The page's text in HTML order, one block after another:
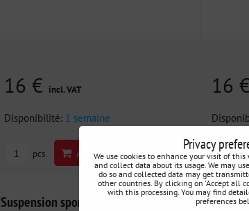
16 € incl. VAT
Disponibilité: 1 semaine
pcs AJOUTER AU PANIER
16 €
Suspension sport combinés filetés
Privacy
We use cookies to enhance your visit of
and collect data about its usage. We may
do so and collected data may get
other countries. By clicking on 'Accept all
with this processing. You may find
preferences